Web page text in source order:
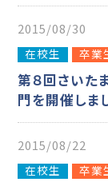
2015/08/30
在校生 卒業
第８回さいた
門を開催しま
2015/08/22
在校生 卒業